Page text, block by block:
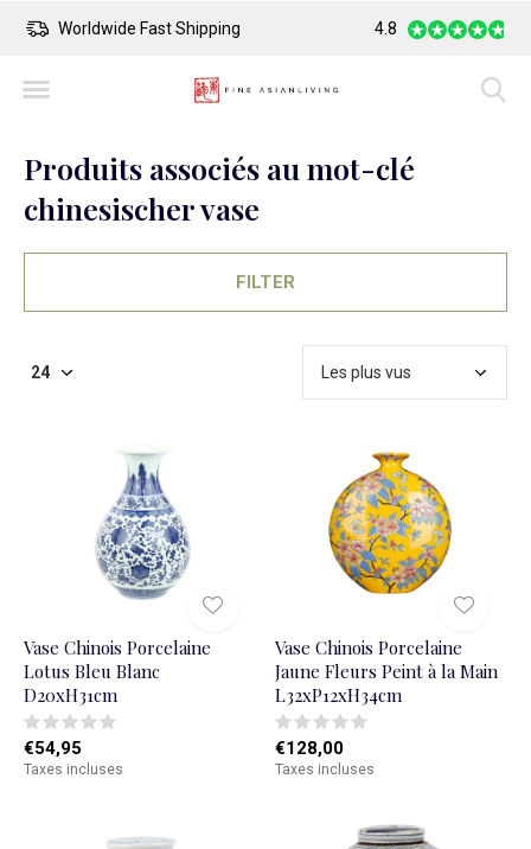
Safe Payment Largest Collection
4.8
Produits associés au mot-clé
chinesischer vase
FILTER
Vase Chinois Porcelaine
Lotus Bleu Blanc
D20xH31cm
€54,95
Taxes incluses
Vase Chinois Porcelaine
Jaune Fleurs Peint à la Main
L32xP12xH34cm
€128,00
Taxes incluses